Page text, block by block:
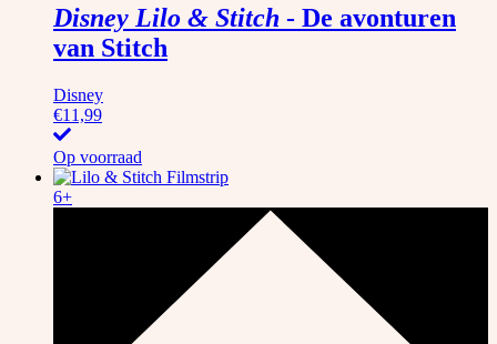
Disney Lilo & Stitch - De avonturen
van Stitch
Disney
€11,99
Op voorraad
6+